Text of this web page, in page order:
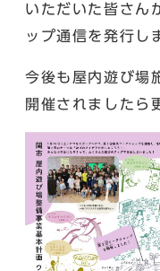
いただいた皆さん
ップ通信を発行し
今後も屋内遊び場
開催されましたら